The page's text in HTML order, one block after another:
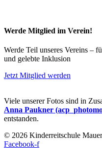
Werde Mitglied im Verein!
Werde Teil unseres Vereins –
und gelebte Inklusion
Jetzt Mitglied werden
Viele unserer Fotos sind in
Anna Paukner
entstanden.
© 2026 Kinderreitschule
Facebook-f